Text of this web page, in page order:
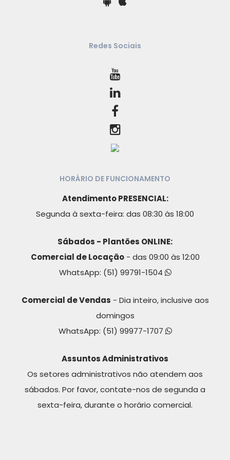
Redes Sociais
HORÁRIO DE FUNCIONAMENTO
Atendimento PRESENCIAL:
Segunda à sexta-feira: das 08:30 às 18:00
Sábados - Plantões ONLINE:
Comercial de Locação- das 09:00 às 12:00
WhatsApp: (51) 99791-1504
Comercial de Vendas - Dia inteiro, inclusive aos
domingos
WhatsApp: (51) 99977-1707
Assuntos Administrativos
Os setores administrativos não atendem aos
sábados. Por favor, contate-nos de segunda a
sexta-feira, durante o horário comercial.